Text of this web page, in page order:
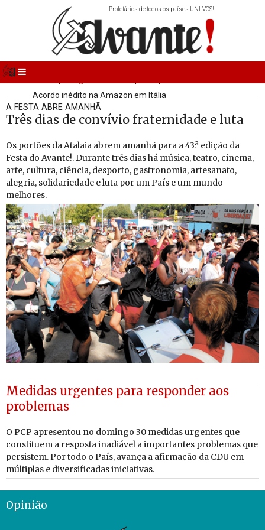
Proletários de todos os países UNI-VOS!
Primeira pessoa a fazer o Báltico a nado
Ossos de mamute descobertos na Bulgária
Acordo inédito na Amazon em Itália
A FESTA ABRE AMANHÃ
Três dias de convívio fraternidade e luta
Os por­tões da Ata­laia abrem amanhã para a 43.ª edição da
Festa do Avante!. Du­rante três dias há mú­sica, te­atro, ci­nema,
arte, cul­tura, ci­ência, des­porto, gas­tro­nomia, ar­te­sa­nato,
ale­gria, so­li­da­ri­e­dade e luta por um País e um mundo
me­lhores.
Medidas urgentes para responder aos
problemas
O PCP apre­sentou no do­mingo 30 me­didas ur­gentes que
cons­ti­tuem a res­posta ina­diável a im­por­tantes pro­blemas que
per­sistem. Por todo o País, avança a afir­mação da CDU em
múl­ti­plas e di­ver­si­fi­cadas ini­ci­a­tivas.
Opinião